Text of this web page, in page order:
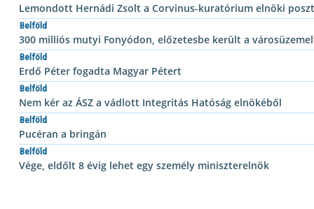
Lemondott Hernádi Zsolt a Corvinus-kuratórium elnöki
Belföld
300 milliós mutyi Fonyódon, előzetesbe került a
Belföld
Erdő Péter fogadta Magyar Pétert
Belföld
Nem kér az ÁSZ a vádlott Integritás Hatóság elnökéből
Belföld
Pucéran a bringán
Belföld
Vége, eldőlt 8 évig lehet egy személy miniszterelnök